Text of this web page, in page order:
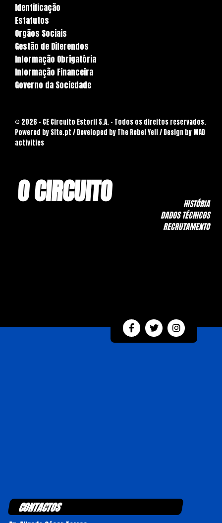
Identificação
Estatutos
Orgãos Sociais
Gestão de Diferendos
Informação Obrigatória
Informação Financeira
Governo da Sociedade
© 2026 - CE Circuito Estoril S.A. - Todos os direitos reservados.
Powered by Site.pt / Developed by The Rebel Yell / Design by MAD
activities
O CIRCUITO
HISTÓRIA
DADOS TÉCNICOS
RECRUTAMENTO
CONTACTOS